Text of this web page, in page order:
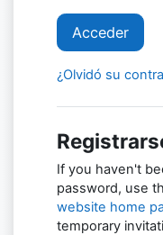
Acceder
¿Olvidó su
If you haven't
password, use
website home
temporary